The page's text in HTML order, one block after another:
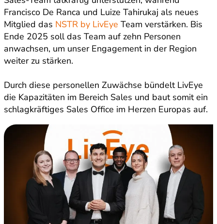
Francisco De Ranca und Luize Tahirukaj als neues
Mitglied das NSTR by LivEye Team verstärken. Bis
Ende 2025 soll das Team auf zehn Personen
anwachsen, um unser Engagement in der Region
weiter zu stärken.
Durch diese personellen Zuwächse bündelt LivEye
die Kapazitäten im Bereich Sales und baut somit ein
schlagkräftiges Sales Office im Herzen Europas auf.